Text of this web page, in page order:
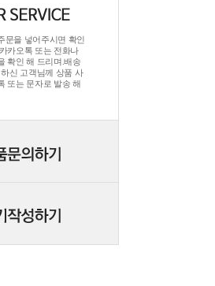
문을 넣어주시면 확인
카오톡 또는 전화나
확인 해 드리며.배송
신 고객님께 상품 사
또는 문자로 발송 해